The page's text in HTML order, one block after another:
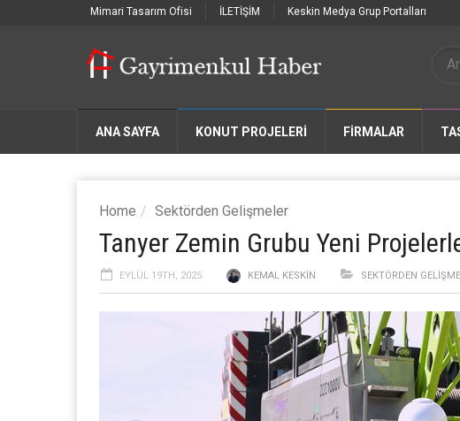
Mimari Tasarım Ofisi İLETİŞİM Keskin Medya Grup Portalları
ANA SAYFA KONUT PROJELERİ FIRMALAR
Home Sektörden Gelişmeler
Tanyer Zemin Grubu Yeni
EYLÜL 19TH, 2025 KEMAL KESKIN SEKTÖRDEN